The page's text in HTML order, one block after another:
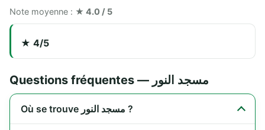
Note moyenne : ★ 4.0 / 5
★ 4/5
Questions fréquentes — مسجد النور
Où se trouve مسجد النور ?